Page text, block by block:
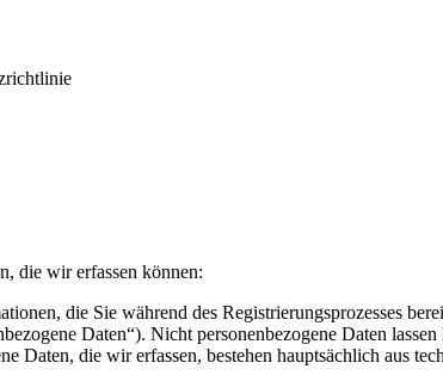
die wir erfassen können:
die Sie während des Registrierungsprozesses
Daten“). Nicht personenbezogene Daten
Daten, die wir erfassen, bestehen hauptsächlich aus